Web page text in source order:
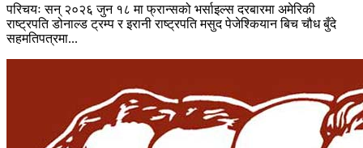
परिचयः सन् २०२६ जुन १८ मा फ्रान्सको भर्साइल्स दरबारमा अमेरिकी
राष्ट्रपति डोनाल्ड ट्रम्प र इरानी राष्ट्रपति मसुद पेजेश्कियान बिच चौध बुँदे
सहमतिपत्रमा...